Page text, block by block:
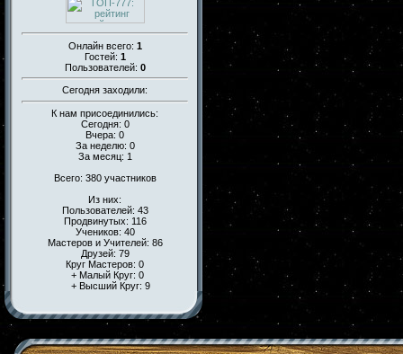
Онлайн всего: 1
Гостей: 1
Пользователей: 0
Сегодня заходили:
К нам присоединились:
Сегодня: 0
Вчера: 0
За неделю: 0
За месяц: 1
Всего: 380 участников
Из них:
Пользователей: 43
Продвинутых: 116
Учеников: 40
Мастеров и Учителей: 86
Друзей: 79
Круг Мастеров: 0
+ Малый Круг: 0
+ Высший Круг: 9